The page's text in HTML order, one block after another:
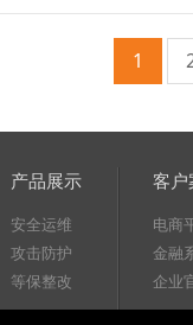
1
产品展示
安全运维
攻击防护
等保整改
客户
电商
金融
企业